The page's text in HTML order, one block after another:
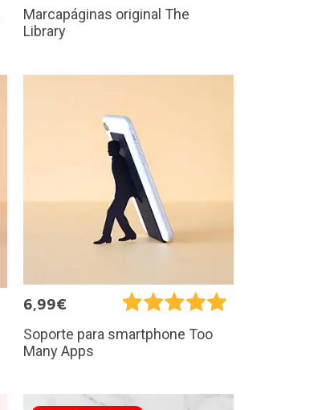
Marcapáginas original The
Library
6,99€
Soporte para smartphone Too
Many Apps